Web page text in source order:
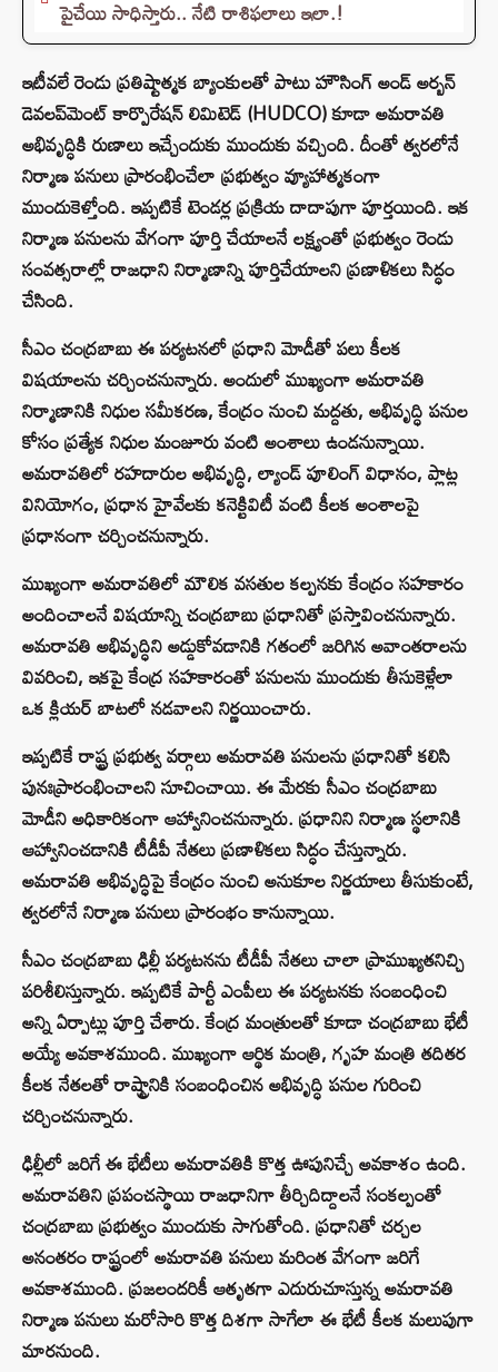
పైచేయి సాధిస్తారు.. నేటి రాశిఫలాలు ఇలా.!
ఇటీవలే రెండు ప్రతిష్టాత్మక బ్యాంకులతో పాటు హౌసింగ్ అండ్ అర్బన్
డెవలప్‌మెంట్ కార్పొరేషన్ లిమిటెడ్ (HUDCO) కూడా అమరావతి
అభివృద్ధికి రుణాలు ఇచ్చేందుకు ముందుకు వచ్చింది. దీంతో త్వరలోనే
నిర్మాణ పనులు ప్రారంభించేలా ప్రభుత్వం వ్యూహాత్మకంగా
ముందుకెళ్తోంది. ఇప్పటికే టెండర్ల ప్రక్రియ దాదాపుగా పూర్తయింది. ఇక
నిర్మాణ పనులను వేగంగా పూర్తి చేయాలనే లక్ష్యంతో ప్రభుత్వం రెండు
సంవత్సరాల్లో రాజధాని నిర్మాణాన్ని పూర్తిచేయాలని ప్రణాళికలు సిద్ధం
చేసింది.
సీఎం చంద్రబాబు ఈ పర్యటనలో ప్రధాని మోడీతో పలు కీలక
విషయాలను చర్చించనున్నారు. అందులో ముఖ్యంగా అమరావతి
నిర్మాణానికి నిధుల సమీకరణ, కేంద్రం నుంచి మద్దతు, అభివృద్ధి పనుల
కోసం ప్రత్యేక నిధుల మంజూరు వంటి అంశాలు ఉండనున్నాయి.
అమరావతిలో రహదారుల అభివృద్ధి, ల్యాండ్ పూలింగ్ విధానం, ప్లాట్ల
వినియోగం, ప్రధాన హైవేలకు కనెక్టివిటీ వంటి కీలక అంశాలపై
ప్రధానంగా చర్చించనున్నారు.
ముఖ్యంగా అమరావతిలో మౌలిక వసతుల కల్పనకు కేంద్రం సహకారం
అందించాలనే విషయాన్ని చంద్రబాబు ప్రధానితో ప్రస్తావించనున్నారు.
అమరావతి అభివృద్ధిని అడ్డుకోవడానికి గతంలో జరిగిన అవాంతరాలను
వివరించి, ఇకపై కేంద్ర సహకారంతో పనులను ముందుకు తీసుకెళ్లేలా
ఒక క్లియర్ బాటలో నడవాలని నిర్ణయించారు.
ఇప్పటికే రాష్ట్ర ప్రభుత్వ వర్గాలు అమరావతి పనులను ప్రధానితో కలిసి
పునఃప్రారంభించాలని సూచించాయి. ఈ మేరకు సీఎం చంద్రబాబు
మోడీని అధికారికంగా ఆహ్వానించనున్నారు. ప్రధానిని నిర్మాణ స్థలానికి
ఆహ్వానించడానికి టీడీపీ నేతలు ప్రణాళికలు సిద్ధం చేస్తున్నారు.
అమరావతి అభివృద్ధిపై కేంద్రం నుంచి అనుకూల నిర్ణయాలు తీసుకుంటే,
త్వరలోనే నిర్మాణ పనులు ప్రారంభం కానున్నాయి.
సీఎం చంద్రబాబు ఢిల్లీ పర్యటనను టీడీపీ నేతలు చాలా ప్రాముఖ్యతనిచ్చి
పరిశీలిస్తున్నారు. ఇప్పటికే పార్టీ ఎంపీలు ఈ పర్యటనకు సంబంధించి
అన్ని ఏర్పాట్లు పూర్తి చేశారు. కేంద్ర మంత్రులతో కూడా చంద్రబాబు భేటీ
అయ్యే అవకాశముంది. ముఖ్యంగా ఆర్థిక మంత్రి, గృహ మంత్రి తదితర
కీలక నేతలతో రాష్ట్రానికి సంబంధించిన అభివృద్ధి పనుల గురించి
చర్చించనున్నారు.
ఢిల్లీలో జరిగే ఈ భేటీలు అమరావతికి కొత్త ఊపునిచ్చే అవకాశం ఉంది.
అమరావతిని ప్రపంచస్థాయి రాజధానిగా తీర్చిదిద్దాలనే సంకల్పంతో
చంద్రబాబు ప్రభుత్వం ముందుకు సాగుతోంది. ప్రధానితో చర్చల
అనంతరం రాష్ట్రంలో అమరావతి పనులు మరింత వేగంగా జరిగే
అవకాశముంది. ప్రజలందరికీ ఆతృతగా ఎదురుచూస్తున్న అమరావతి
నిర్మాణ పనులు మరోసారి కొత్త దిశగా సాగేలా ఈ భేటీ కీలక మలుపుగా
మారనుంది.